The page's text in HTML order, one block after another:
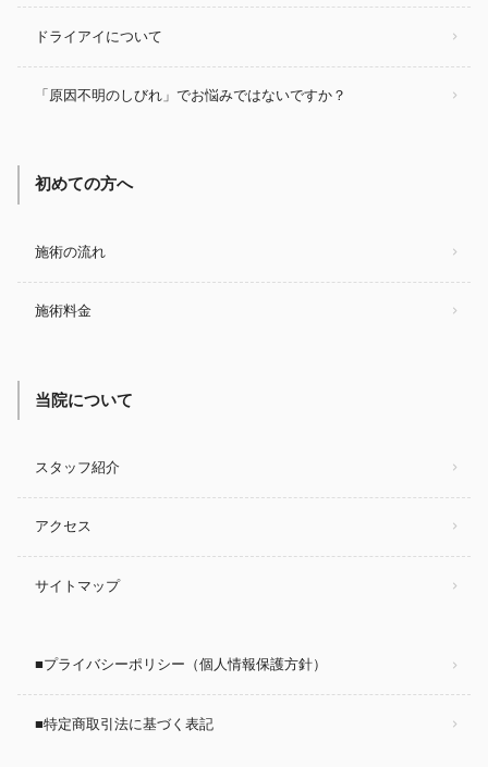
ドライアイについて
「原因不明のしびれ」でお悩みではないですか？
初めての方へ
施術の流れ
施術料金
当院について
スタッフ紹介
アクセス
サイトマップ
■プライバシーポリシー（個人情報保護方針）
■特定商取引法に基づく表記